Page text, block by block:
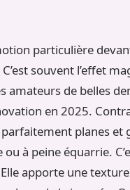
particulière
souvent l’effet
amateurs de belles
en 2025.
planes
à peine équarrie.
apporte une